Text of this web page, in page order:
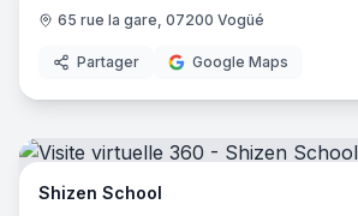
65 rue la gare, 07200 Vogüé
Partager Google Maps
Shizen School